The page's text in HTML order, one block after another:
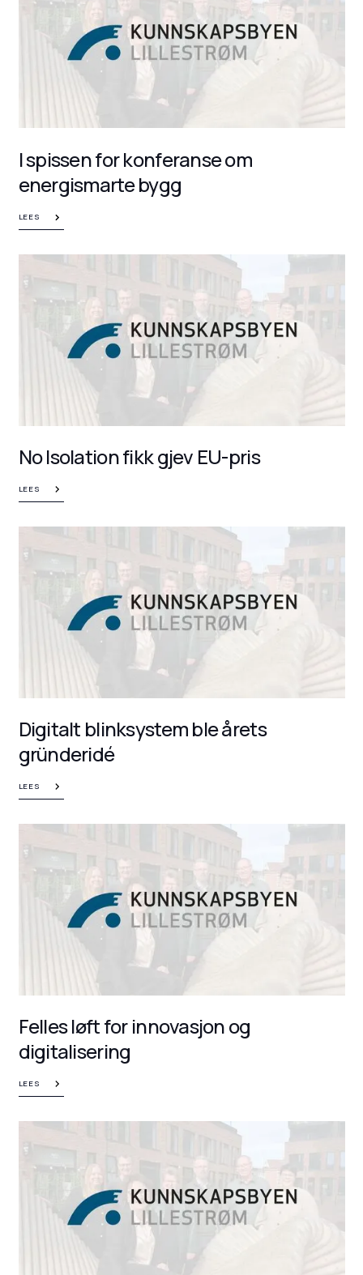
I spissen for konferanse om
energismarte bygg
LEES
No Isolation fikk gjev EU-pris
LEES
Digitalt blinksystem ble årets
gründeridé
LEES
Felles løft for innovasjon og
digitalisering
LEES